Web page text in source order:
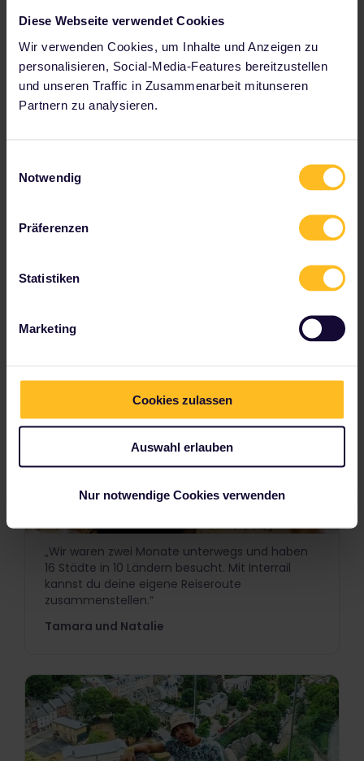
Diese Webseite verwendet Cookies
Wir verwenden Cookies, um Inhalte und Anzeigen zu
personalisieren, Social-Media-Features bereitzustellen
und unseren Traffic in Zusammenarbeit mitunseren
Partnern zu analysieren.
Notwendig
Präferenzen
Statistiken
Marketing
Cookies zulassen
Auswahl erlauben
Nur notwendige Cookies verwenden
Unbegrenztes Reisen innerhalb Ihres
gewählten Landes
Ideal für gemächlichere Fahrten
One Country Pass ab
Reisende
Europa mit Interrail. Das sagen einige von ihnen.
„Wir waren zwei Monate unterwegs und haben
16 Städte in 10 Ländern besucht. Mit Interrail
kannst du deine eigene Reiseroute
zusammenstellen.“
Tamara und Natalie